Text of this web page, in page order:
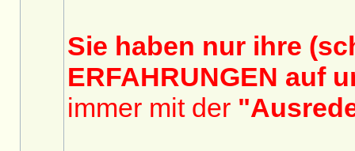
Sie haben nur ihre
ERFAHRUNGEN auf
immer mit der